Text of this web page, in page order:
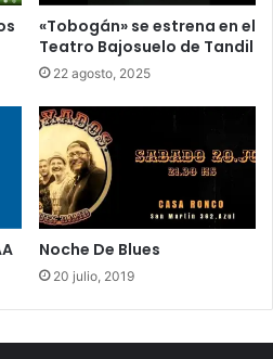
«Tobogán» se estrena en el
Teatro Bajosuelo de Tandil
22 agosto, 2025
Noche De Blues
20 julio, 2019